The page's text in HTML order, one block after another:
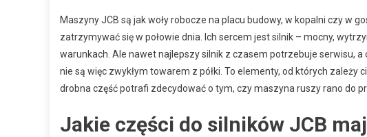
Maszyny JCB są jak woły robocze na placu budowy, w kopalni czy w
zatrzymywać się w połowie dnia. Ich sercem jest silnik – mocny,
warunkach. Ale nawet najlepszy silnik z czasem potrzebuje serwisu,
nie są więc zwykłym towarem z półki. To elementy, od których zależy
drobna część potrafi zdecydować o tym, czy maszyna ruszy rano do
Jakie części do silników JCB